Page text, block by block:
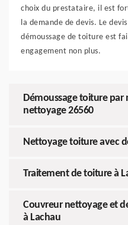
choix du prestataire, il est
la demande de devis. Le
démoussage de toiture est
engagement non plus.
Démoussage toiture par
nettoyage 26560
Nettoyage toiture avec
Traitement de toiture à
Couvreur nettoyage et
à Lachau